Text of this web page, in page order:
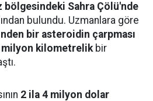
bölgesindeki Sahra Çölü'nde
bulundu. Uzmanlara göre
bir asteroidin çarpması
milyon kilometrelikbir
2 ila 4 milyon dolar